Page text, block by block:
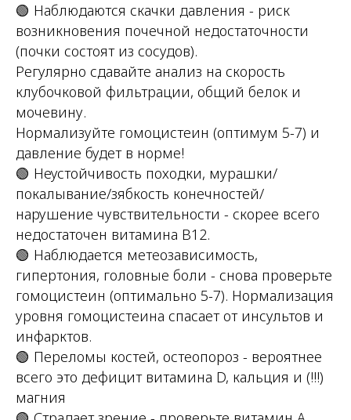
🟢 Наблюдаются скачки давления - риск
возникновения почечной недостаточности
(почки состоят из сосудов).
Регулярно сдавайте анализ на скорость
клубочковой фильтрации, общий белок и
мочевину.
Нормализуйте гомоцистеин (оптимум 5-7) и
давление будет в норме!
🟢 Неустойчивость походки, мурашки/
покалывание/зябкость конечностей/
нарушение чувствительности - скорее всего
недостаточен витамина В12.
🟢 Наблюдается метеозависимость,
гипертония, головные боли - снова проверьте
гомоцистеин (оптимально 5-7). Нормализация
уровня гомоцистеина спасает от инсультов и
инфарктов.
🟢 Переломы костей, остеопороз - вероятнее
всего это дефицит витамина D, кальция и (!!!)
магния